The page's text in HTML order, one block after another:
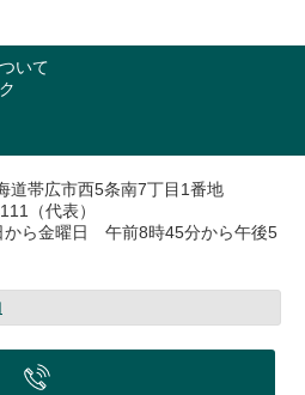
いて
帯広市西5条南7丁目1番地
（代表）
から金曜日 午前8時45分から午後5